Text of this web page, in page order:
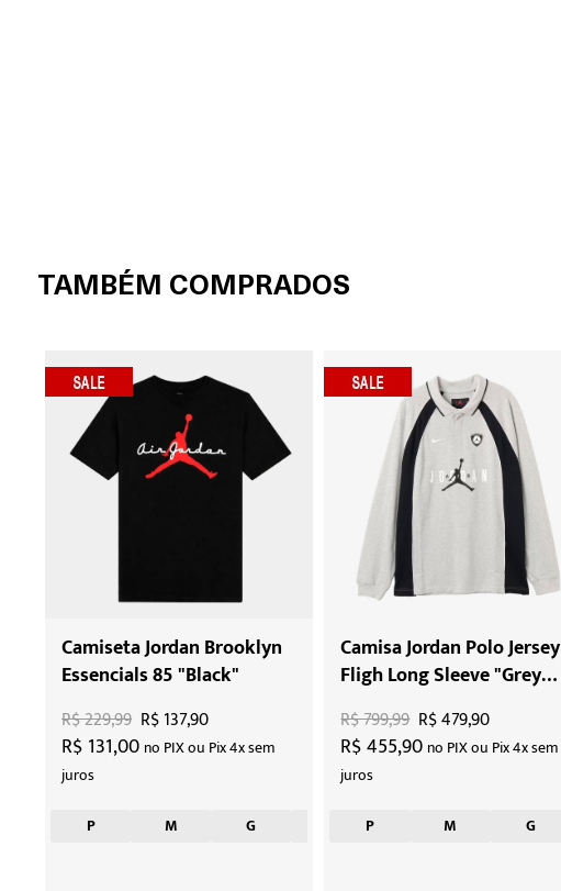
TAMBÉM COMPRADOS
Camiseta Jordan Brooklyn
Essencials 85 "Black"
R$ 131,00 no PIX ou Pix 4x sem
juros
R$ 229,99 R$ 137,90
P M G
Camisa Jordan Polo Jersey
Fligh Long Sleeve "Grey
Black"
R$ 455,90 no PIX ou Pix 4x sem
juros
R$ 799,99 R$ 479,90
P M G